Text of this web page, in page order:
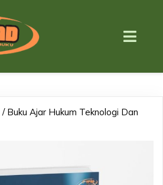
/ Buku Ajar Hukum Teknologi Dan